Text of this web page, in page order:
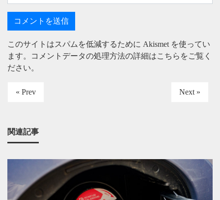
このサイトはスパムを低減するために Akismet を使ってい
ます。
コメントデータの処理方法の詳細はこちらをご覧く
ださい。
« Prev Next »
関連記事